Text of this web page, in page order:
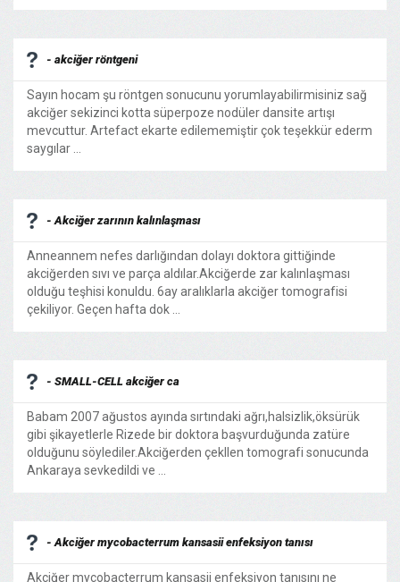
- akciğer röntgeni
Sayın hocam şu röntgen sonucunu yorumlayabilirmisiniz sağ
akciğer sekizinci kotta süperpoze nodüler dansite artışı
mevcuttur. Artefact ekarte edilememiştir çok teşekkür ederm
saygılar ...
- Akciğer zarının kalınlaşması
Anneannem nefes darlığından dolayı doktora gittiğinde
akciğerden sıvı ve parça aldılar.Akciğerde zar kalınlaşması
olduğu teşhisi konuldu. 6ay aralıklarla akciğer tomografisi
çekiliyor. Geçen hafta dok ...
- SMALL-CELL akciğer ca
Babam 2007 ağustos ayında sırtındaki ağrı,halsizlik,öksürük
gibi şikayetlerle Rizede bir doktora başvurduğunda zatüre
olduğunu söylediler.Akciğerden çekllen tomografi sonucunda
Ankaraya sevkedildi ve ...
- Akciğer mycobacterrum kansasii enfeksiyon tanısı
Akciğer mycobacterrum kansasii enfeksiyon tanısını ne